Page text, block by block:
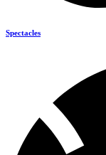
Spectacles